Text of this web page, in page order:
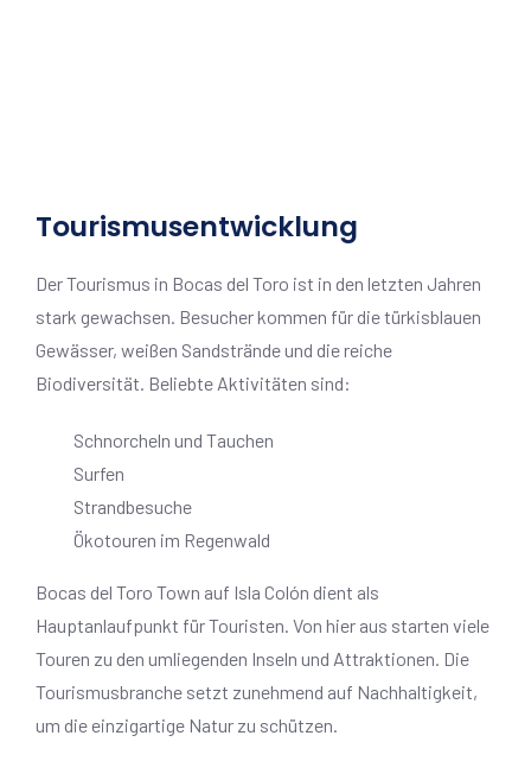
Tourismusentwicklung
Der Tourismus in Bocas del Toro ist in den letzten Jahren
stark gewachsen. Besucher kommen für die türkisblauen
Gewässer, weißen Sandstrände und die reiche
Biodiversität. Beliebte Aktivitäten sind:
Schnorcheln und Tauchen
Surfen
Strandbesuche
Ökotouren im Regenwald
Bocas del Toro Town auf Isla Colón dient als
Hauptanlaufpunkt für Touristen. Von hier aus starten viele
Touren zu den umliegenden Inseln und Attraktionen. Die
Tourismusbranche setzt zunehmend auf Nachhaltigkeit,
um die einzigartige Natur zu schützen.